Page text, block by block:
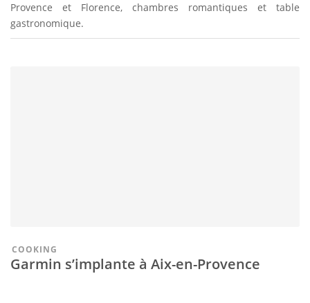
Provence et Florence, chambres romantiques et table
gastronomique.
COOKING
Garmin s’implante à Aix-en-Provence